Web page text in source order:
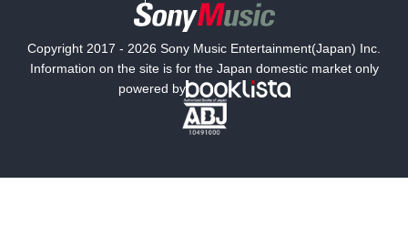
海外小説
ミステリー SF
文学
Copyright 2017 - 2026 Sony Music Entertainment(Japan) Inc.
Information on the site is for the Japan domestic market only
powered by